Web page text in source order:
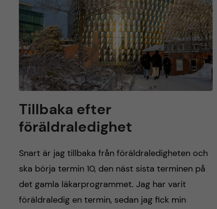
Tillbaka efter
föräldraledighet
Snart är jag tillbaka från föräldraledigheten och
ska börja termin 10, den näst sista terminen på
det gamla läkarprogrammet. Jag har varit
föräldraledig en termin, sedan jag fick min